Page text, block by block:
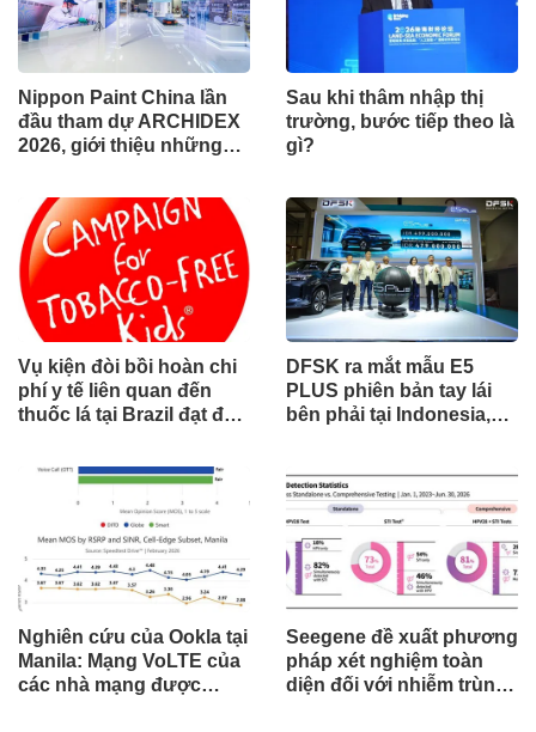
Nippon Paint China lần
đầu tham dự ARCHIDEX
2026, giới thiệu những
công nghiệp
Sau khi thâm nhập thị
trường, bước tiếp theo là
gì?
Vụ kiện đòi bồi hoàn chi
phí y tế liên quan đến
thuốc lá tại Brazil đạt đến
tòa án chuẩn bị ra phán
DFSK ra mắt mẫu E5
PLUS phiên bản tay lái
bên phải tại Indonesia,
toàn cầu
Nghiên cứu của Ookla tại
Manila: Mạng VoLTE của
các nhà mạng được
Seegene đề xuất phương
pháp xét nghiệm toàn
diện đối với nhiễm trùng